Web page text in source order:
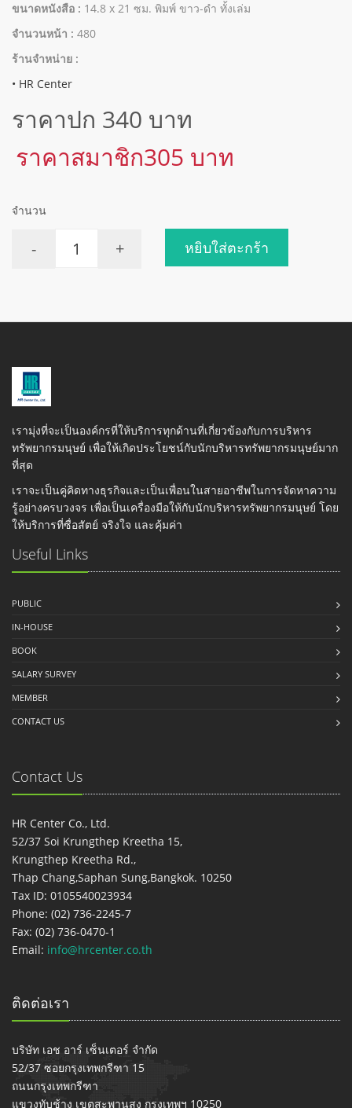
ขนาดหนังสือ : 14.8 x 21 ซม. พิมพ์ ขาว-ดำ ทั้งเล่ม
จำนวนหน้า : 480
ร้านจำหน่าย :
• HR Center
ราคาปก 340 บาท
ราคาสมาชิก305 บาท
จำนวน
- + หยิบใส่ตะกร้า
เรามุ่งที่จะเป็นองค์กรที่ให้บริการทุกด้านที่เกี่ยวข้องกับการบริหาร
ทรัพยากรมนุษย์ เพื่อให้เกิดประโยชน์กับนักบริหารทรัพยากรมนุษย์มาก
ที่สุด
เราจะเป็นคู่คิดทางธุรกิจและเป็นเพื่อนในสายอาชีพในการจัดหาความ
รู้อย่างครบวงจร เพื่อเป็นเครื่องมือให้กับนักบริหารทรัพยากรมนุษย์ โดย
ให้บริการที่ซื่อสัตย์ จริงใจ และคุ้มค่า
Useful Links
PUBLIC
IN-HOUSE
BOOK
SALARY SURVEY
MEMBER
CONTACT US
Contact Us
HR Center Co., Ltd.
52/37 Soi Krungthep Kreetha 15,
Krungthep Kreetha Rd.,
Thap Chang,Saphan Sung,Bangkok. 10250
Tax ID: 0105540023934
Phone: (02) 736-2245-7
Fax: (02) 736-0470-1
Email: info@hrcenter.co.th
ติดต่อเรา
บริษัท เอช อาร์ เซ็นเตอร์ จำกัด
52/37 ซอยกรุงเทพกรีฑา 15
ถนนกรุงเทพกรีฑา
แขวงทับช้าง เขตสะพานสูง กรุงเทพฯ 10250